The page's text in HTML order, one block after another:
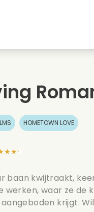
series
HOMETOWN LOVE
baan kwijtraakt,
werken, waar ze de
krijgt.